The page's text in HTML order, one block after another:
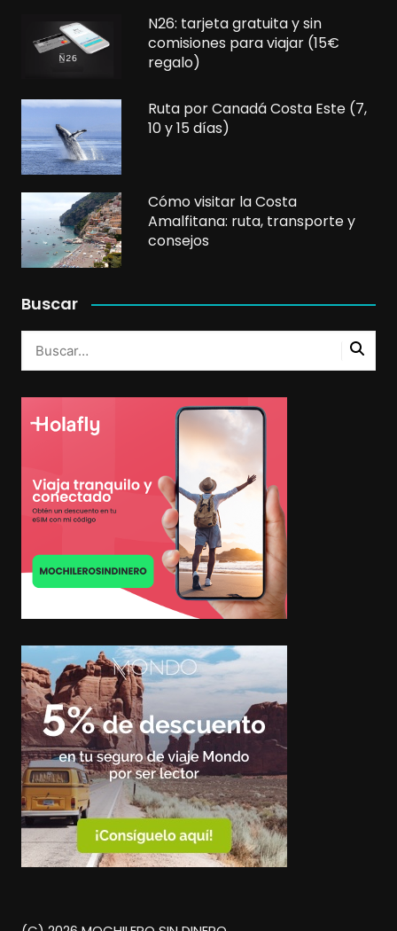
N26: tarjeta gratuita y sin
comisiones para viajar (15€
regalo)
Ruta por Canadá Costa Este (7,
10 y 15 días)
Cómo visitar la Costa
Amalfitana: ruta, transporte y
consejos
Buscar